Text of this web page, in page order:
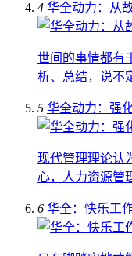
4 华全动力：从
世间的事情都有
析、总结，说不
5 华全动力：强
现代管理理论认
心，人力资源管
6 华全：快乐工